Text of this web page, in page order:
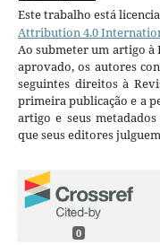
Este trabalho está
Attribution 4.0
Ao submeter um artigo à
aprovado, os autores
seguintes direitos à
primeira publicação e a
artigo e seus
que seus editores
0